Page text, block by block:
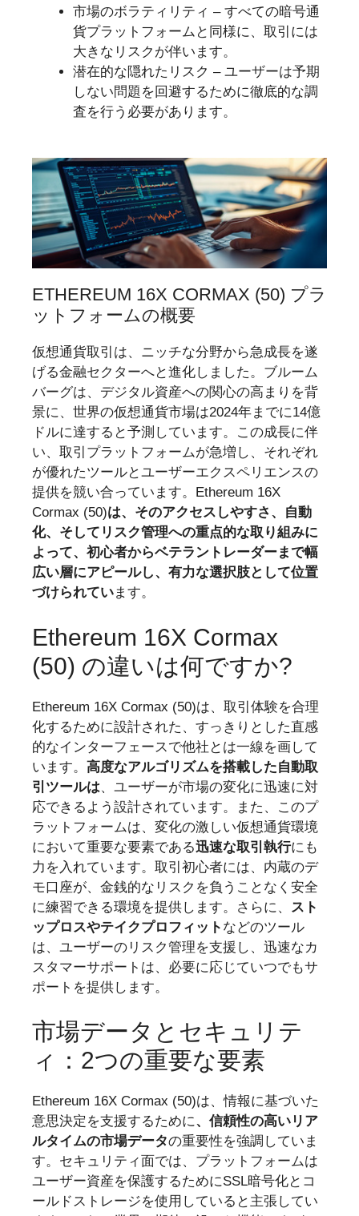
市場のボラティリティ – すべての暗号通
貨プラットフォームと同様に、取引には
大きなリスクが伴います。
潜在的な隠れたリスク – ユーザーは予期
しない問題を回避するために徹底的な調
査を行う必要があります。
ETHEREUM 16X CORMAX (50) プラ
ットフォームの概要
仮想通貨取引は、ニッチな分野から急成長を遂
げる金融セクターへと進化しました。ブルーム
バーグは、デジタル資産への関心の高まりを背
景に、世界の仮想通貨市場は2024年までに14億
ドルに達すると予測しています。この成長に伴
い、取引プラットフォームが急増し、それぞれ
が優れたツールとユーザーエクスペリエンスの
提供を競い合っています。Ethereum 16X
Cormax (50)は、そのアクセスしやすさ、自動
化、そしてリスク管理への重点的な取り組みに
よって、初心者からベテラントレーダーまで幅
広い層にアピールし、有力な選択肢として位置
づけられています。
Ethereum 16X Cormax
(50) の違いは何ですか?
Ethereum 16X Cormax (50)は、取引体験を合理
化するために設計された、すっきりとした直感
的なインターフェースで他社とは一線を画して
います。 高度なアルゴリズムを搭載した自動取
引ツールは、ユーザーが市場の変化に迅速に対
応できるよう設計されています。また、このプ
ラットフォームは、変化の激しい仮想通貨環境
において重要な要素である迅速な取引執行にも
力を入れています。取引初心者には、内蔵のデ
モ口座が、金銭的なリスクを負うことなく安全
に練習できる環境を提供します。さらに、 スト
ップロスやテイクプロフィット などのツール
は、ユーザーのリスク管理を支援し、迅速なカ
スタマーサポートは、必要に応じていつでもサ
ポートを提供します。
市場データとセキュリテ
ィ：2つの重要な要素
Ethereum 16X Cormax (50)は、情報に基づいた
意思決定を支援するために、信頼性の高いリア
ルタイムの市場データの重要性を強調していま
す。セキュリティ面では、プラットフォームは
ユーザー資産を保護するためにSSL暗号化とコ
ールドストレージを使用していると主張してい